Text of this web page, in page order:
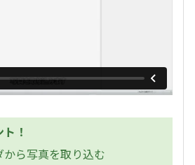
！
ら写真を取り込む